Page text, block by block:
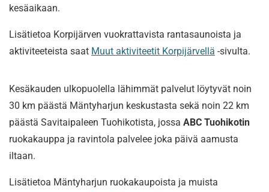
kesäaikaan.
Lisätietoa Korpijärven vuokrattavista rantasaunoista ja
aktiviteeteista saat Muut aktiviteetit Korpijärvellä -sivulta.
Kesäkauden ulkopuolella lähimmät palvelut löytyvät noin
30 km päästä Mäntyharjun keskustasta sekä noin 22 km
päästä Savitaipaleen Tuohikotista, jossa ABC Tuohikotin
ruokakauppa ja ravintola palvelee joka päivä aamusta
iltaan.
Lisätietoa Mäntyharjun ruokakaupoista ja muista